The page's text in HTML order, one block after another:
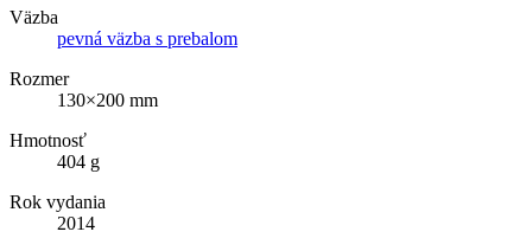
Väzba
pevná väzba s prebalom
Rozmer
130×200 mm
Hmotnosť
404 g
Rok vydania
2014